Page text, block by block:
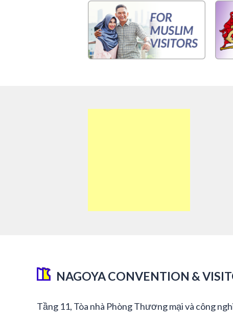
NAGOYA CONVENTION &
Tầng 11, Tòa nhà Phòng Thương mại và công